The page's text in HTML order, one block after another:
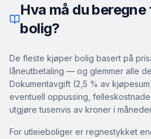
Hva må du
bolig?
De fleste kjøper bolig basert på
låneutbetaling — og glemmer alle
Dokumentavgift (2,5 % av
eventuell oppussing,
utgjøre tusenvis av kroner i
For utleieboliger er regnestykket